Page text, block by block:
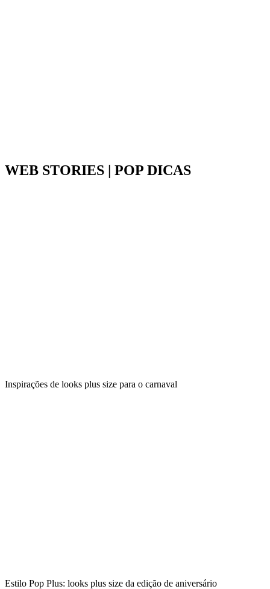
WEB STORIES | POP DICAS
Inspirações de looks plus size para o carnaval
Estilo Pop Plus: looks plus size da edição de aniversário